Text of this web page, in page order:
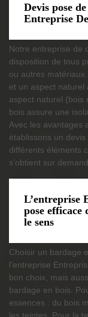
Devis pose
Entreprise
Notre entreprise de
disposition de tous
ou autres
et un aspect naturel
aspect naturel
bois assure une
Avec les avantages
établissons un
différents éléments
s’obtient sur
L’entreprise
pose efficace
le sens
Choisir un bardage
l’entreprise
bon choix, mais
bardage en bois.
essences : du bois
les teintes. Pour la